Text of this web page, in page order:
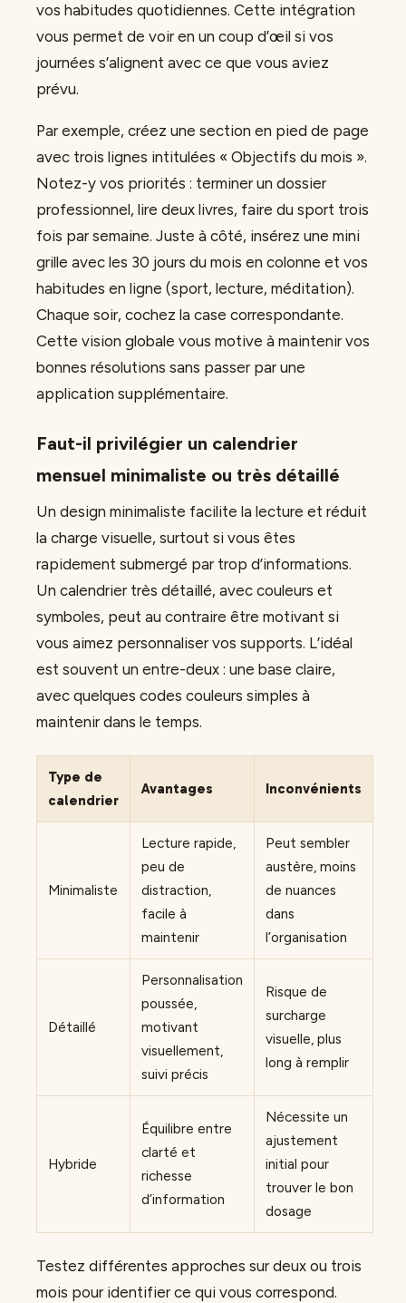
vos habitudes quotidiennes. Cette intégration
vous permet de voir en un coup d’œil si vos
journées s’alignent avec ce que vous aviez
prévu.
Par exemple, créez une section en pied de page
avec trois lignes intitulées « Objectifs du mois ».
Notez-y vos priorités : terminer un dossier
professionnel, lire deux livres, faire du sport trois
fois par semaine. Juste à côté, insérez une mini
grille avec les 30 jours du mois en colonne et vos
habitudes en ligne (sport, lecture, méditation).
Chaque soir, cochez la case correspondante.
Cette vision globale vous motive à maintenir vos
bonnes résolutions sans passer par une
application supplémentaire.
Faut-il privilégier un calendrier
mensuel minimaliste ou très détaillé
Un design minimaliste facilite la lecture et réduit
la charge visuelle, surtout si vous êtes
rapidement submergé par trop d’informations.
Un calendrier très détaillé, avec couleurs et
symboles, peut au contraire être motivant si
vous aimez personnaliser vos supports. L’idéal
est souvent un entre-deux : une base claire,
avec quelques codes couleurs simples à
maintenir dans le temps.
Type de
calendrier
Avantages Inconvénients
Minimaliste
Lecture rapide,
peu de
distraction,
facile à
maintenir
Peut sembler
austère, moins
de nuances
dans
l’organisation
Détaillé
Personnalisation
poussée,
motivant
visuellement,
suivi précis
Risque de
surcharge
visuelle, plus
long à remplir
Hybride
Équilibre entre
clarté et
richesse
d’information
Nécessite un
ajustement
initial pour
trouver le bon
dosage
Testez différentes approches sur deux ou trois
mois pour identifier ce qui vous correspond.